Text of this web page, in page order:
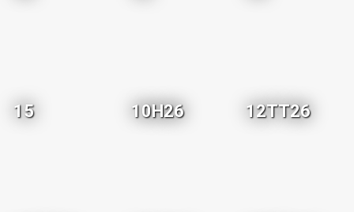
15 10H26 12TT26